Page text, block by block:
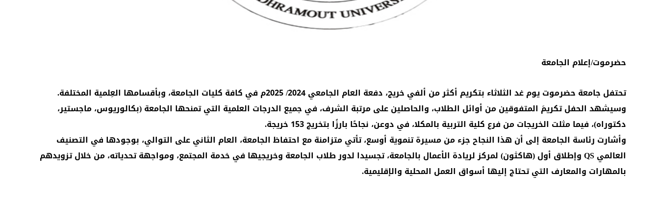
حضرموت/إعلام الجامعة
تحتفل جامعة حضرموت يوم غد الثلاثاء بتكريم أكثر من ألفي خريج، دفعة العام الجامعي 2024/ 2025م في كافة كليات الجامعة، وبأقسامها العِلمية المختلفة.
وسيشهد الحفل تكريمَ المتفوقين من أوائل الطلاب، والحاصلين على مرتبة الشرف، في جميع الدرجات العلمية التي تمنحها الجامعة (بكالوريوس، ماجستير،
دكتوراه)، فيما مثلت الخريجات من فرع كلية التربية بالمكلا، في دوعن، نجاحًا بارزًا بتخريج 153 خريجة.
وأشارت رئاسة الجامعة إلى أن هذا النجاح جزء من مسيرة تنموية أوسع، تأتي متزامنة مع احتفاظ الجامعة، العام الثاني على التوالي، بوجودها في التصنيف
العالمي QS وإطلاق أول (هاكثون) لمركز لريادة الأعمال بالجامعة، تجسيدا لدور طلاب الجامعة وخريجيها في خدمة المجتمع، ومواجهة تحدياته، من خلال تزويدهم
بالمهارات والمعارف التي تحتاج إليها أسواق العمل المحلية والإقليمية.